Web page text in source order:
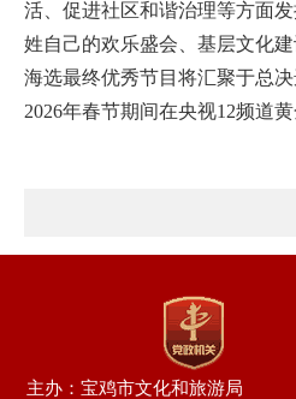
活、促进社区和谐治理等方面
姓自己的欢乐盛会、基层文化
海选最终优秀节目将汇聚于总
2026年春节期间在央视12频道黄
主办：宝鸡市文化和旅游局